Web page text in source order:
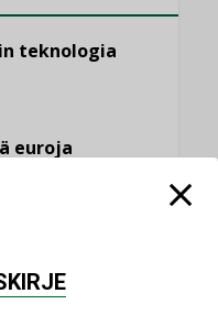
teknologia
euroja